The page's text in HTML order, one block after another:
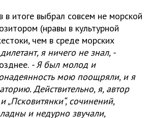
в итоге выбрал совсем не морской
(нравы в культурной
чем в среде морских
я ничего не знал, -
- Я был молод и
мою поощряли, и я
Действительно, я, автор
и „Псковитянки“, сочинений,
и недурно звучали,